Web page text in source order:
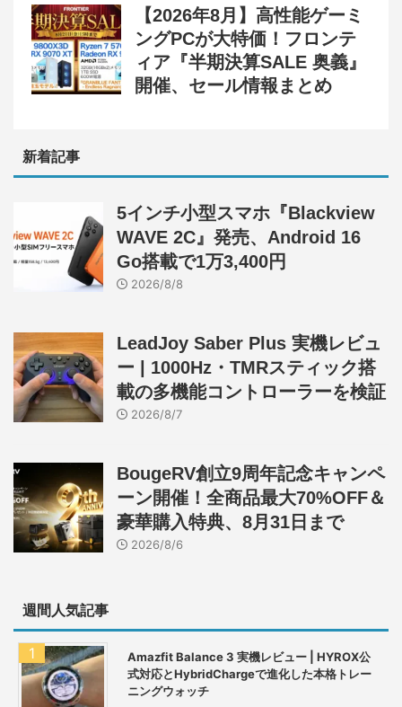
【2026年8月】高性能ゲーミ
ングPCが大特価！フロンテ
ィア『半期決算SALE 奥義』
開催、セール情報まとめ
新着記事
5インチ小型スマホ『Blackview
WAVE 2C』発売、Android 16
Go搭載で1万3,400円
2026/8/8
LeadJoy Saber Plus 実機レビュ
ー | 1000Hz・TMRスティック搭
載の多機能コントローラーを検証
2026/8/7
BougeRV創立9周年記念キャンペ
ーン開催！全商品最大70%OFF＆
豪華購入特典、8月31日まで
2026/8/6
週間人気記事
Amazfit Balance 3 実機レビュー | HYROX公
式対応とHybridChargeで進化した本格トレー
ニングウォッチ